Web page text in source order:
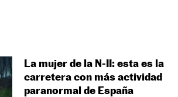
La mujer de la N-II: esta es la
carretera con más actividad
paranormal de España